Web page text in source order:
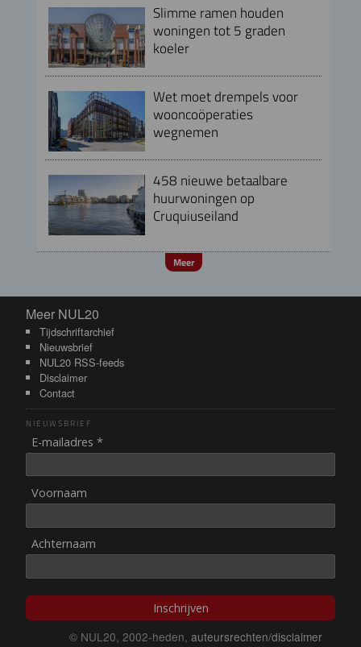
Slimme ramen houden
woningen tot 5 graden
koeler
Wet moet drempels voor
wooncoöperaties
wegnemen
458 nieuwe betaalbare
huurwoningen op
Cruquiuseiland
Meer
Meer NUL20
Meer NUL20
Tijdschriftarchief
Nieuwsbrief
NUL20 RSS-feeds
Disclaimer
Contact
NIEUWSBRIEF
E-mailadres *
Voornaam
Achternaam
Inschrijven
© NUL20, 2002-heden, auteursrechten/disclaimer